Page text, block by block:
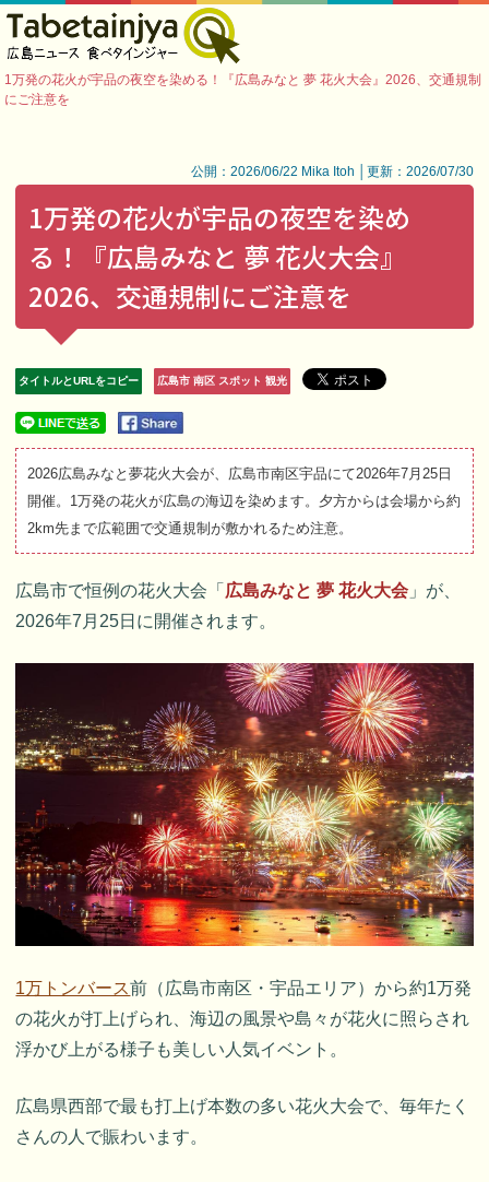
1万発の花火が宇品の夜空を染める！『広島みなと 夢 花火大会』2026、交通規制
にご注意を
公開：2026/06/22 Mika Itoh │更新：2026/07/30
1万発の花火が宇品の夜空を染め
る！『広島みなと 夢 花火大会』
2026、交通規制にご注意を
タイトルとURLをコピー 広島市 南区 スポット 観光
2026広島みなと夢花火大会が、広島市南区宇品にて2026年7月25日
開催。1万発の花火が広島の海辺を染めます。夕方からは会場から約
2km先まで広範囲で交通規制が敷かれるため注意。
広島市で恒例の花火大会「 広島みなと 夢 花火大会 」が、
2026年7月25日に開催されます。
1万トンバース前（広島市南区・宇品エリア）から約1万発
の花火が打上げられ、海辺の風景や島々が花火に照らされ
浮かび上がる様子も美しい人気イベント。
広島県西部で最も打上げ本数の多い花火大会で、毎年たく
さんの人で賑わいます。